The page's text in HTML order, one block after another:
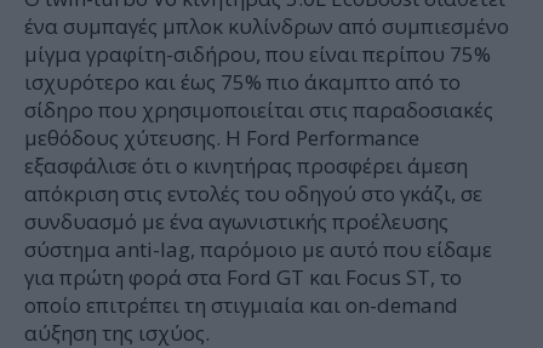
ένα συμπαγές μπλοκ κυλίνδρων από συμπιεσμένο
μίγμα γραφίτη-σιδήρου, που είναι περίπου 75%
ισχυρότερο και έως 75% πιο άκαμπτο από το
σίδηρο που χρησιμοποιείται στις παραδοσιακές
μεθόδους χύτευσης. Η Ford Performance
εξασφάλισε ότι ο κινητήρας προσφέρει άμεση
απόκριση στις εντολές του οδηγού στο γκάζι, σε
συνδυασμό με ένα αγωνιστικής προέλευσης
σύστημα anti-lag, παρόμοιο με αυτό που είδαμε
για πρώτη φορά στα Ford GT και Focus ST, το
οποίο επιτρέπει τη στιγμιαία και on-demand
αύξηση της ισχύος.